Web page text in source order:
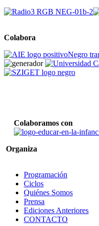
Colabora
Colaboramos con
Organiza
Programación
Ciclos
Quiénes Somos
Prensa
Ediciones Anteriores
CONTACTO